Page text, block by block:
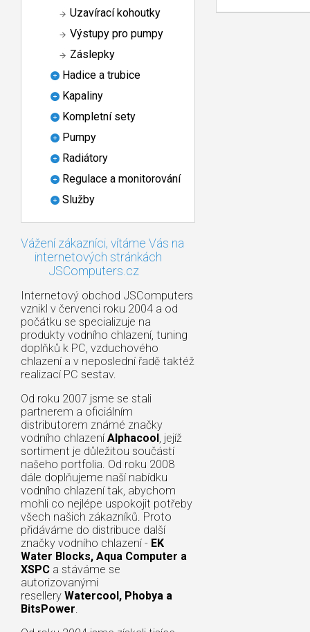
Uzavírací kohoutky
Výstupy pro pumpy
Záslepky
Hadice a trubice
Kapaliny
Kompletní sety
Pumpy
Radiátory
Regulace a monitorování
Služby
Vážení zákazníci, vítáme Vás na
internetových stránkách
JSComputers.cz
Internetový obchod JSComputers
vznikl v červenci roku 2004 a od
počátku se specializuje na
produkty vodního chlazení, tuning
doplňků k PC, vzduchového
chlazení a v neposlední řadě taktéž
realizací PC sestav.
Od roku 2007 jsme se stali
partnerem a oficiálním
distributorem známé značky
vodního chlazení Alphacool, jejíž
sortiment je důležitou součástí
našeho portfolia. Od roku 2008
dále doplňujeme naší nabídku
vodního chlazení tak, abychom
mohli co nejlépe uspokojit potřeby
všech našich zákazníků. Proto
přidáváme do distribuce další
značky vodního chlazení - EK
Water Blocks, Aqua Computer a
XSPC a stáváme se
autorizovanými
resellery Watercool, Phobya a
BitsPower.